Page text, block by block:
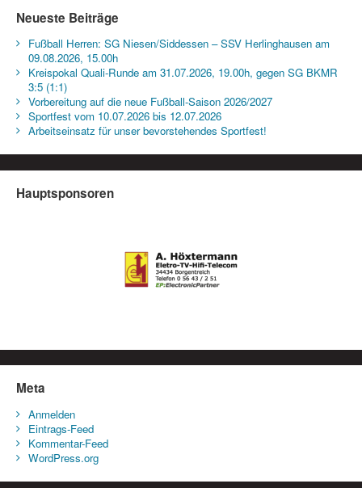
Neueste Beiträge
Fußball Herren: SG Niesen/Siddessen – SSV Herlinghausen am
09.08.2026, 15.00h
Kreispokal Quali-Runde am 31.07.2026, 19.00h, gegen SG BKMR
3:5 (1:1)
Vorbereitung auf die neue Fußball-Saison 2026/2027
Sportfest vom 10.07.2026 bis 12.07.2026
Arbeitseinsatz für unser bevorstehendes Sportfest!
Hauptsponsoren
Meta
Anmelden
Eintrags-Feed
Kommentar-Feed
WordPress.org